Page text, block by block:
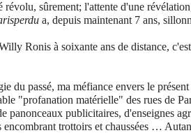
révolu, sûrement; l'attente d'une
a, depuis maintenant 7 ans,
Ronis à soixante ans de distance,
du passé, ma méfiance envers le
"profanation matérielle" des rues de
panonceaux publicitaires, d'enseignes
encombrant trottoirs et chaussées …